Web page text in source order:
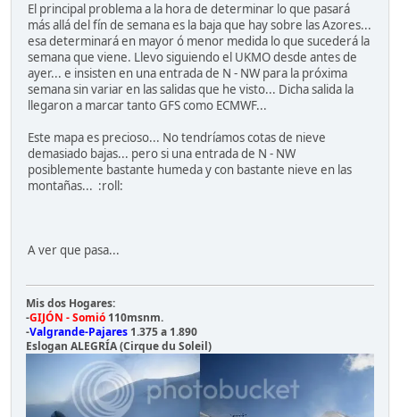
El principal problema a la hora de determinar lo que pasará
más allá del fín de semana es la baja que hay sobre las Azores...
esa determinará en mayor ó menor medida lo que sucederá la
semana que viene. Llevo siguiendo el UKMO desde antes de
ayer... e insisten en una entrada de N - NW para la próxima
semana sin variar en las salidas que he visto... Dicha salida la
llegaron a marcar tanto GFS como ECMWF...
Este mapa es precioso... No tendríamos cotas de nieve
demasiado bajas... pero si una entrada de N - NW
posiblemente bastante humeda y con bastante nieve en las
montañas... :roll:
A ver que pasa...
Mis dos Hogares:
-GIJÓN - Somió 110msnm.
-Valgrande-Pajares 1.375 a 1.890
Eslogan ALEGRÍA (Cirque du Soleil)